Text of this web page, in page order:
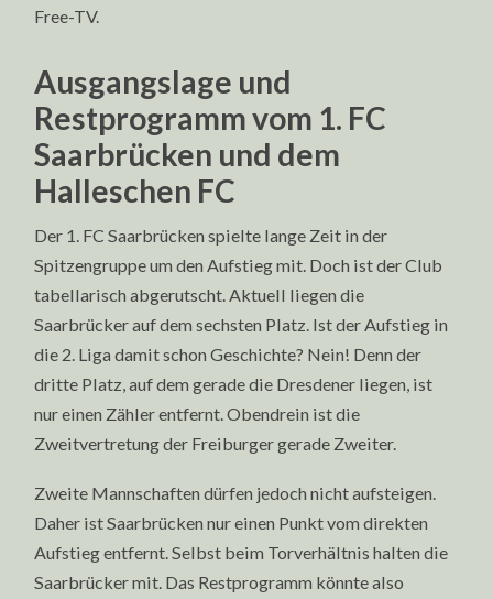
Free-TV.
Ausgangslage und
Restprogramm vom 1. FC
Saarbrücken und dem
Halleschen FC
Der 1. FC Saarbrücken spielte lange Zeit in der
Spitzengruppe um den Aufstieg mit. Doch ist der Club
tabellarisch abgerutscht. Aktuell liegen die
Saarbrücker auf dem sechsten Platz. Ist der Aufstieg in
die 2. Liga damit schon Geschichte? Nein! Denn der
dritte Platz, auf dem gerade die Dresdener liegen, ist
nur einen Zähler entfernt. Obendrein ist die
Zweitvertretung der Freiburger gerade Zweiter.
Zweite Mannschaften dürfen jedoch nicht aufsteigen.
Daher ist Saarbrücken nur einen Punkt vom direkten
Aufstieg entfernt. Selbst beim Torverhältnis halten die
Saarbrücker mit. Das Restprogramm könnte also